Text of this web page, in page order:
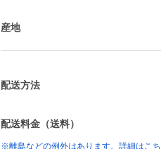
産地
配送方法
配送料金（送料）
※離島などの例外はあります。詳細はこち